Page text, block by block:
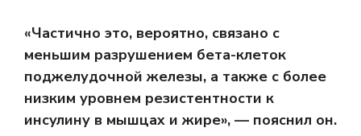
«Частично это, вероятно, связано с
меньшим разрушением бета-клеток
поджелудочной железы, а также с более
низким уровнем резистентности к
инсулину в мышцах и жире», — пояснил он.